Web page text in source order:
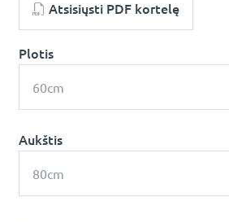
Atsisiųsti PDF kortelę
Plotis
60cm
Aukštis
80cm